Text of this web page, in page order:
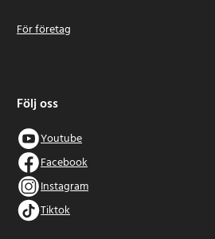
För företag
Följ oss
Youtube
Facebook
Instagram
Tiktok